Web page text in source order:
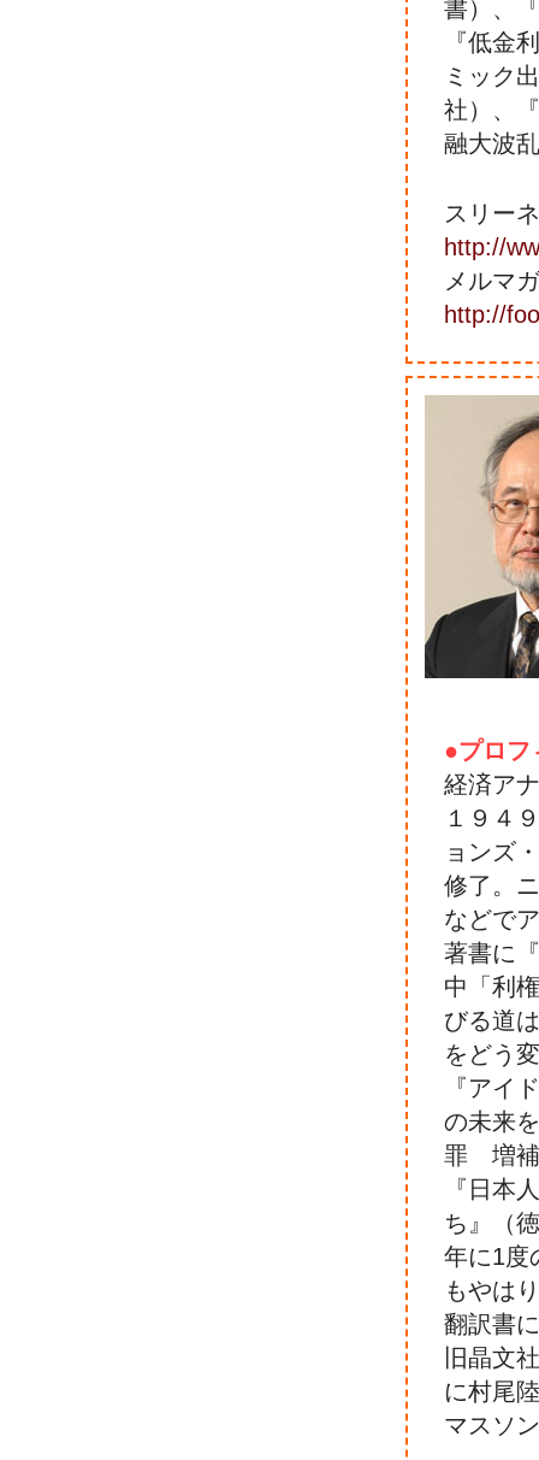
書）、
『低金
ミック
社）、
融大波
スリー
http://
メルマ
http://
●プロフ
経済ア
１９４
ョンズ
修了。
などで
著書に
中「利
びる道
をどう
『アイ
の未来
罪 増補
『日本
ち』（
年に1度
もやは
翻訳書
旧晶文
に村尾
マスソ